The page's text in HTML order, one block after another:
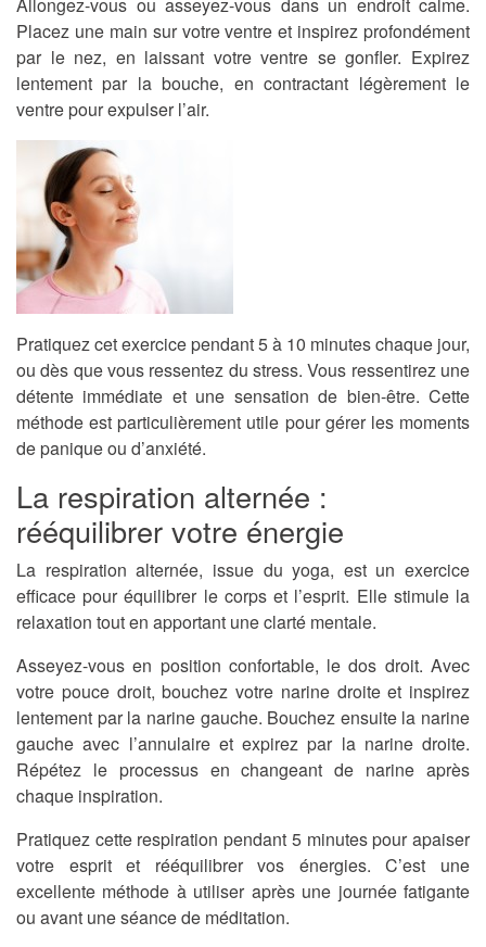
Allongez-vous ou asseyez-vous dans un endroit calme.
Placez une main sur votre ventre et inspirez profondément
par le nez, en laissant votre ventre se gonfler. Expirez
lentement par la bouche, en contractant légèrement le
ventre pour expulser l’air.
Pratiquez cet exercice pendant 5 à 10 minutes chaque jour,
ou dès que vous ressentez du stress. Vous ressentirez une
détente immédiate et une sensation de bien-être. Cette
méthode est particulièrement utile pour gérer les moments
de panique ou d’anxiété.
La respiration alternée :
rééquilibrer votre énergie
La respiration alternée, issue du yoga, est un exercice
efficace pour équilibrer le corps et l’esprit. Elle stimule la
relaxation tout en apportant une clarté mentale.
Asseyez-vous en position confortable, le dos droit. Avec
votre pouce droit, bouchez votre narine droite et inspirez
lentement par la narine gauche. Bouchez ensuite la narine
gauche avec l’annulaire et expirez par la narine droite.
Répétez le processus en changeant de narine après
chaque inspiration.
Pratiquez cette respiration pendant 5 minutes pour apaiser
votre esprit et rééquilibrer vos énergies. C’est une
excellente méthode à utiliser après une journée fatigante
ou avant une séance de méditation.